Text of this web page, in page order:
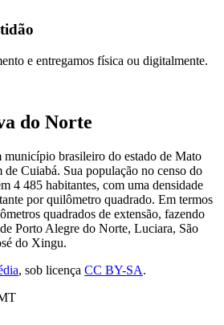
e entregamos física ou digitalmente.
do Norte
município brasileiro do estado de Mato
Cuiabá. Sua população no censo do
4 485 habitantes, com uma densidade
por quilômetro quadrado. Em termos
quadrados de extensão, fazendo
Porto Alegre do Norte, Luciara, São
do Xingu.
, sob licença CC BY-SA.